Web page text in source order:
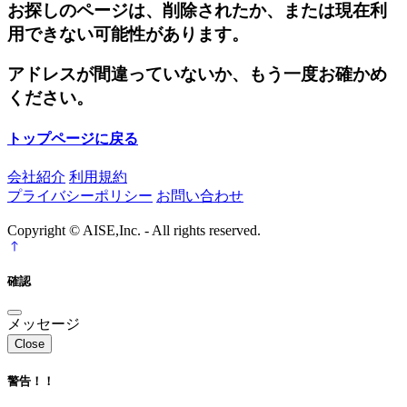
お探しのページは、削除されたか、または現在利
用できない可能性があります。
アドレスが間違っていないか、もう一度お確かめ
ください。
トップページに戻る
会社紹介 利用規約
プライバシーポリシー お問い合わせ
Copyright © AISE,Inc. - All rights reserved.
確認
メッセージ
Close
警告！！